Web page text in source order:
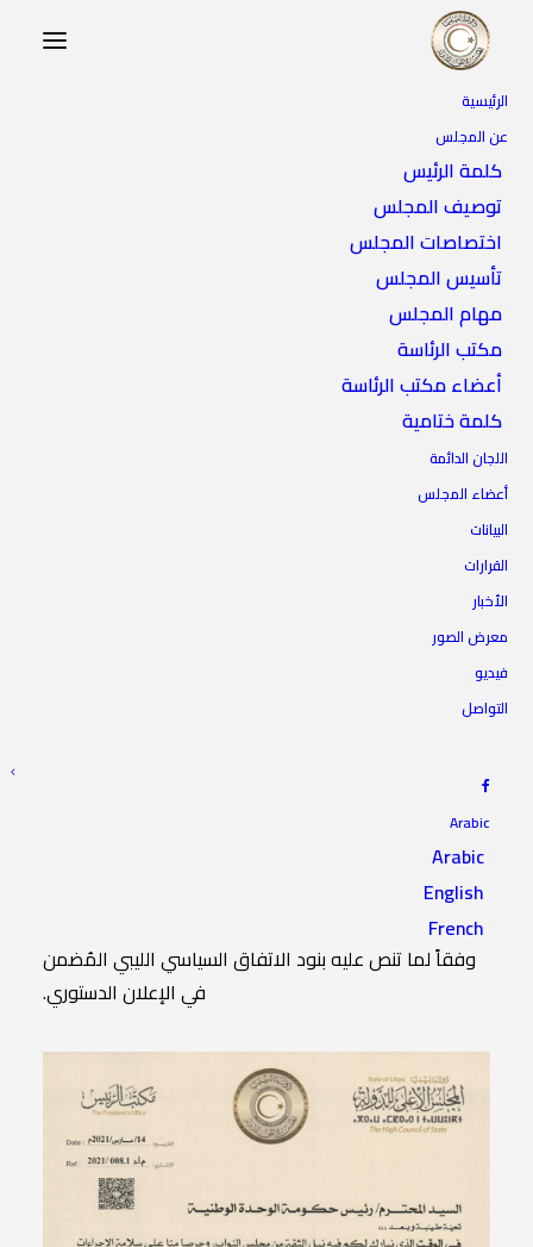
الرئيسية
عن المجلس
كلمة الرئيس
توصيف المجلس
اختصاصات المجلس
تأسيس المجلس
مهام المجلس
مكتب الرئاسة
أعضاء مكتب الرئاسة
كلمة ختامية
اللجان الدائمة
أعضاء المجلس
البيانات
القرارات
الأخبار
معرض الصور
فيديو
التواصل
Arabic
Arabic
English
French
المجلس يوجه خطاباً لرئيس
المجلس الأعلى للدولة يوجه خطاباً لرئيس حكومة الوحدة
الوطنية السيد “عبدالحميد الدبيبة”، بشأن إحالة مشروع
قانون الميزانية العامة للدولة للعرض على مجلس الدولة،
وفقاً لما تنص عليه بنود الاتفاق السياسي الليبي المُضمن
في الإعلان الدستوري.